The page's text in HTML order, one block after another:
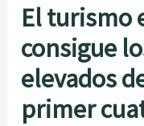
El turismo
consigue
elevados
primer